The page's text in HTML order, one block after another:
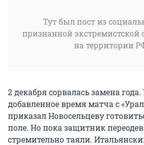
Тут был пост из
признанной экстремистской
на территории
2 декабря сорвалась замена
добавленное время матча с
приказал Новосельцеву
поле. Но пока защитник
стремительно таяли.